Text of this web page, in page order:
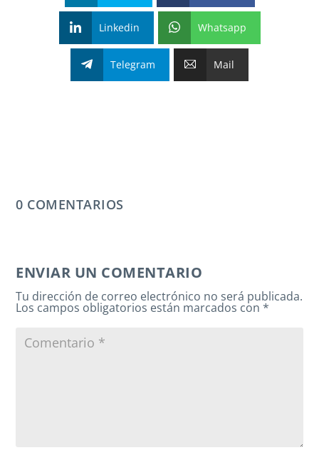
Linkedin Whatsapp
Telegram Mail
0 COMENTARIOS
ENVIAR UN COMENTARIO
Tu dirección de correo electrónico no será publicada.
Los campos obligatorios están marcados con*